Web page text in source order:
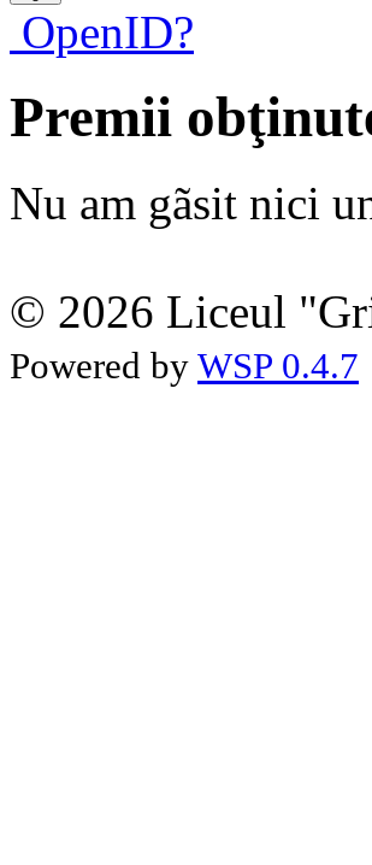
OpenID?
Premii
Nu am gãsit nici
© 2026 Liceul
Powered by WSP 0.4.7